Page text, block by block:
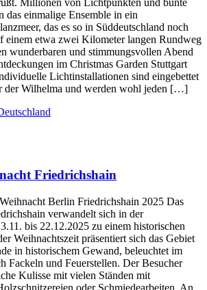
das einmalige Ensemble in ein
das es so in Süddeutschland noch
einem etwa zwei Kilometer langen Rundweg
wunderbaren und stimmungsvollen Abend
im Christmas Garden Stuttgart
Lichtinstallationen sind eingebettet
der Wilhelma und werden wohl jeden […]
Friedrichshain
Berlin Friedrichshain 2025 Das
verwandelt sich in der
bis 22.12.2025 zu einem historischen
Weihnachtszeit präsentiert sich das Gebiet
in historischem Gewand, beleuchtet im
Fackeln und Feuerstellen. Der Besucher
Kulisse mit vielen Ständen mit